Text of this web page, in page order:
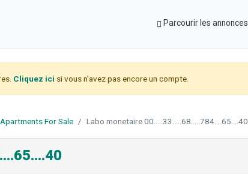
Parcourir les annonces
Cliquez ici si vous n'avez pas encore un compte.
For Sale Labo monetaire 00.....33.....68.....784....65....40